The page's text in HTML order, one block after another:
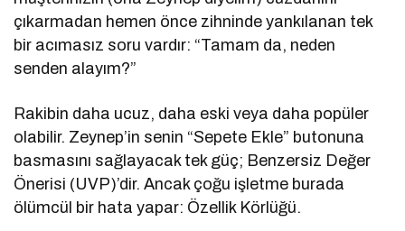
çıkarmadan hemen önce zihninde yankılanan tek
bir acımasız soru vardır: “Tamam da, neden
senden alayım?”
Rakibin daha ucuz, daha eski veya daha popüler
olabilir. Zeynep’in senin “Sepete Ekle” butonuna
basmasını sağlayacak tek güç; Benzersiz Değer
Önerisi (UVP)’dir. Ancak çoğu işletme burada
ölümcül bir hata yapar: Özellik Körlüğü.